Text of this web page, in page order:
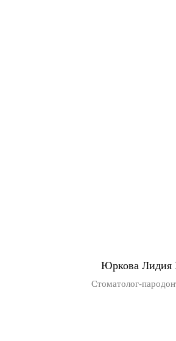
Юркова Лидия
Стоматолог-